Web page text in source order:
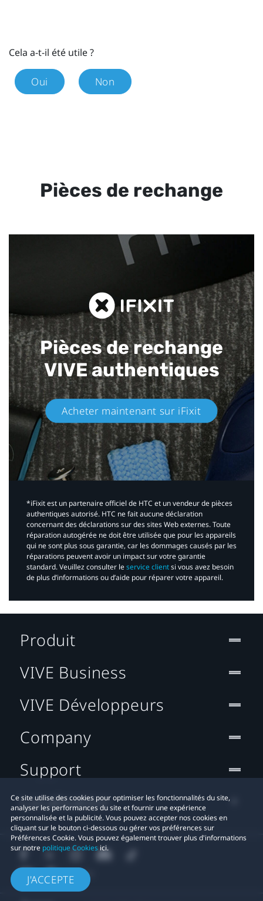
Cela a-t-il été utile ?
Oui Non
Pièces de rechange
Pièces de rechange
VIVE authentiques​
Acheter maintenant sur iFixit​
*iFixit est un partenaire officiel de HTC et un vendeur de pièces
authentiques autorisé. HTC ne fait aucune déclaration
concernant des déclarations sur des sites Web externes. Toute
réparation autogérée ne doit être utilisée que pour les appareils
qui ne sont plus sous garantie, car les dommages causés par les
réparations peuvent avoir un impact sur votre garantie
standard. Veuillez consulter leservice clientsi vous avez besoin
de plus d’informations ou d’aide pour réparer votre appareil.​
Ce site utilise des cookies pour optimiser les fonctionnalités du site,
analyser les performances du site et fournir une expérience
personnalisée et la publicité. Vous pouvez accepter nos cookies en
cliquant sur le bouton ci-dessous ou gérer vos préférences sur
Préférences Cookie. Vous pouvez également trouver plus d'informations
sur notre politique Cookiesici.
J'ACCEPTE
Produit
VIVE Business
VIVE Développeurs
Company
Support
Localisation